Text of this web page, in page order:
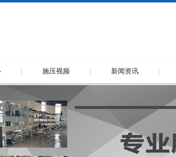
施压视频 新闻资讯